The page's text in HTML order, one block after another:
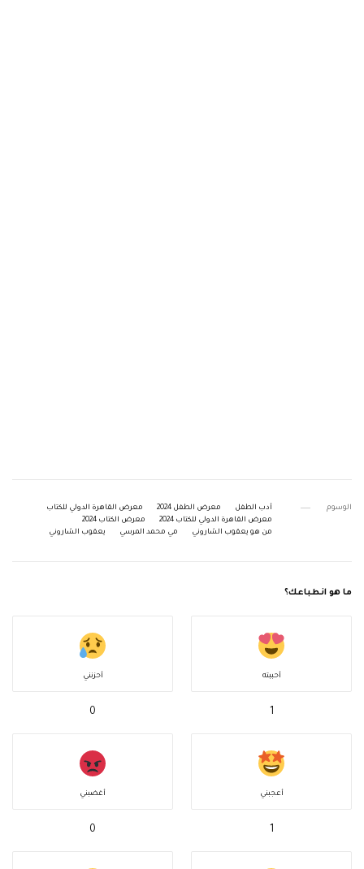
الوسوم أدب الطفل معرض الطفل 2024
معرض القاهرة الدولي للكتاب
معرض القاهرة الدولي للكتاب 2024
معرض الكتاب 2024
من هو يعقوب الشاروني
مي محمد المرسي يعقوب الشاروني
ما هو انطباعك؟
أحببته
1
أحزنني
0
أعجبني
1
أغضبني
0